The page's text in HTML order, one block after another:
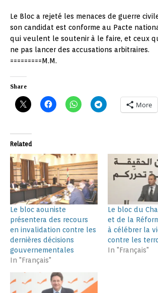
Le Bloc a rejeté les menaces de guerre
son candidat est conforme au Pacte
qui veulent le soutenir à le faire, et ceux
ne pas lancer des accusations arbitraires.
=========M.M.
Share
More
Related
Le bloc aouniste
présentera des recours
en invalidation contre les
dernières décisions
gouvernementales
In "Français"
Le bloc du
et de la
à célébrer la
contre les
In "Français"